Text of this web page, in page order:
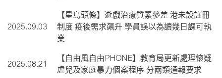
2025.09.03
【星島頭條】遊戲治療質素參差 港未設註冊
制度 疫後需求飆升 學員誤以為讀幾日課可執
業
2025.08.21
【自由風自由PHONE】教育局更新處理懷疑
虐兒及家庭暴力個案程序 分兩類通報要求